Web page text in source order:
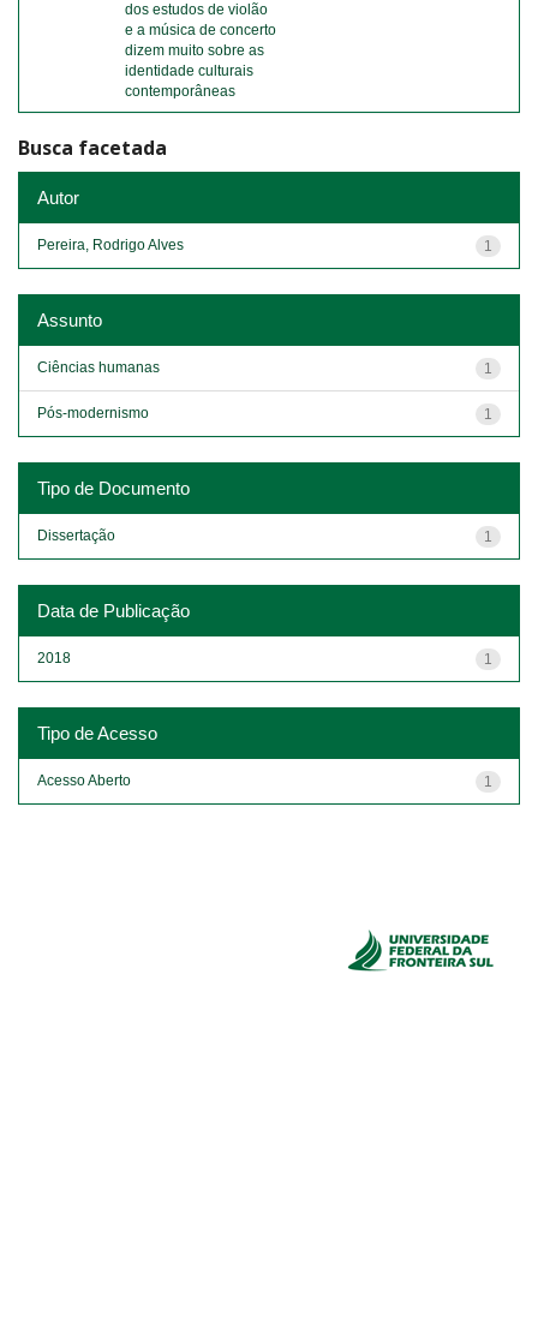
dos estudos de violão
e a música de concerto
dizem muito sobre as
identidade culturais
contemporâneas
Busca facetada
Autor
1
Pereira, Rodrigo Alves
Assunto
1
Ciências humanas
1
Pós-modernismo
Tipo de Documento
1
Dissertação
Data de Publicação
1
2018
Tipo de Acesso
1
Acesso Aberto